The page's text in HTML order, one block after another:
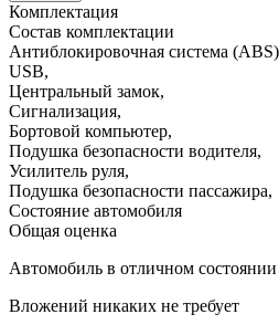
Комплектация
Состав комплектации
Антиблокировочная система (ABS)
USB,
Центральный замок,
Сигнализация,
Бортовой компьютер,
Подушка безопасности водителя,
Усилитель руля,
Подушка безопасности пассажира,
Состояние автомобиля
Общая оценка
Автомобиль в отличном состоянии
Вложений никаких не требует